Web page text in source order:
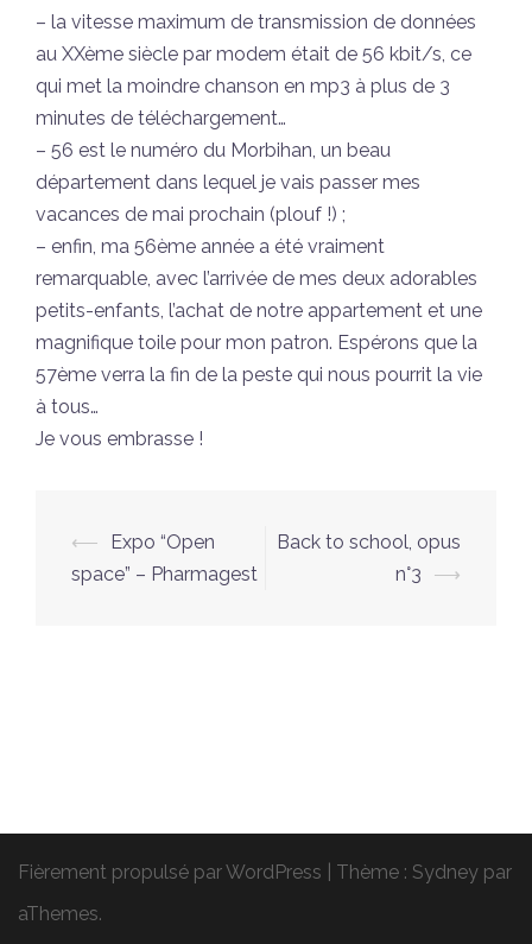
– la vitesse maximum de transmission de données
au XXème siècle par modem était de 56 kbit/s, ce
qui met la moindre chanson en mp3 à plus de 3
minutes de téléchargement…
– 56 est le numéro du Morbihan, un beau
département dans lequel je vais passer mes
vacances de mai prochain (plouf !) ;
– enfin, ma 56ème année a été vraiment
remarquable, avec l’arrivée de mes deux adorables
petits-enfants, l’achat de notre appartement et une
magnifique toile pour mon patron. Espérons que la
57ème verra la fin de la peste qui nous pourrit la vie
à tous…
Je vous embrasse !
Navigation
d’article
⟵
Expo “Open
space” – Pharmagest
Back to school, opus
n°3
⟶
Fièrement propulsé par WordPress Thème : Sydney par
aThemes.